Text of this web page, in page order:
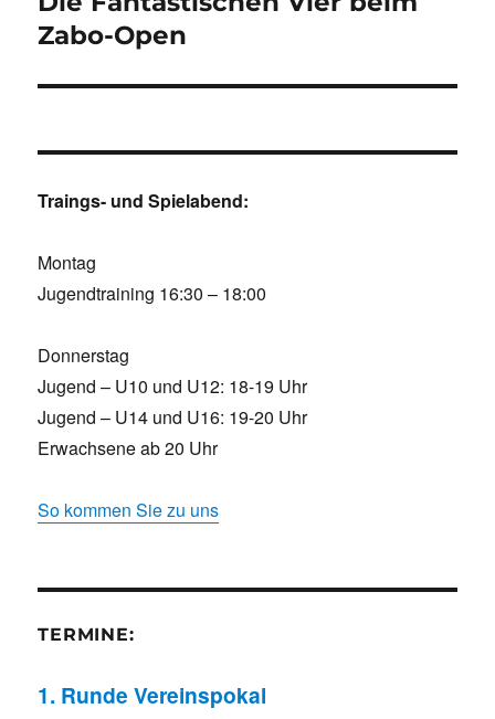
Zabo-Open
Traings- und Spielabend:
Montag
Jugendtraining 16:30 – 18:00
Donnerstag
Jugend – U10 und U12: 18-19 Uhr
Jugend – U14 und U16: 19-20 Uhr
Erwachsene ab 20 Uhr
So kommen Sie zu uns
TERMINE:
1. Runde Vereinspokal